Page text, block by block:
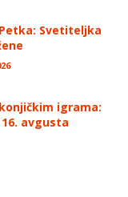
Svetiteljka
igrama:
avgusta